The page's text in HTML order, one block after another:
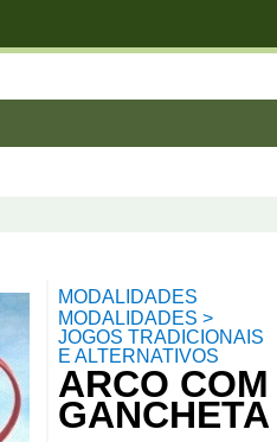
MODALIDADES
MODALIDADES >
JOGOS TRADICIONAIS
E ALTERNATIVOS
ARCO COM
GANCHETA